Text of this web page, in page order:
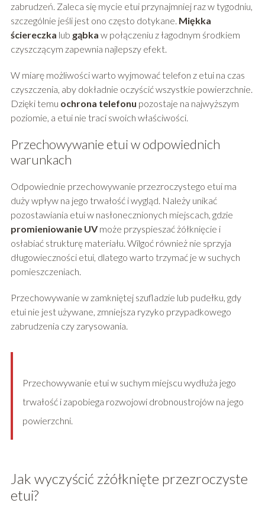
zabrudzeń. Zaleca się mycie etui przynajmniej raz w tygodniu,
szczególnie jeśli jest ono często dotykane. Miękka
ściereczka lub gąbka w połączeniu z łagodnym środkiem
czyszczącym zapewnia najlepszy efekt.
W miarę możliwości warto wyjmować telefon z etui na czas
czyszczenia, aby dokładnie oczyścić wszystkie powierzchnie.
Dzięki temu ochrona telefonu pozostaje na najwyższym
poziomie, a etui nie traci swoich właściwości.
Przechowywanie etui w odpowiednich
warunkach
Odpowiednie przechowywanie przezroczystego etui ma
duży wpływ na jego trwałość i wygląd. Należy unikać
pozostawiania etui w nasłonecznionych miejscach, gdzie
promieniowanie UVmoże przyspieszać żółknięcie i
osłabiać strukturę materiału. Wilgoć również nie sprzyja
długowieczności etui, dlatego warto trzymać je w suchych
pomieszczeniach.
Przechowywanie w zamkniętej szufladzie lub pudełku, gdy
etui nie jest używane, zmniejsza ryzyko przypadkowego
zabrudzenia czy zarysowania.
Przechowywanie etui w suchym miejscu wydłuża jego
trwałość i zapobiega rozwojowi drobnoustrojów na jego
powierzchni.
Jak wyczyścić zżółknięte przezroczyste
etui?